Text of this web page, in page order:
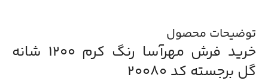
توضیحات محصول
خرید فرش مهرآسا رنگ کرم 1200 شانه
گل برجسته کد 20080